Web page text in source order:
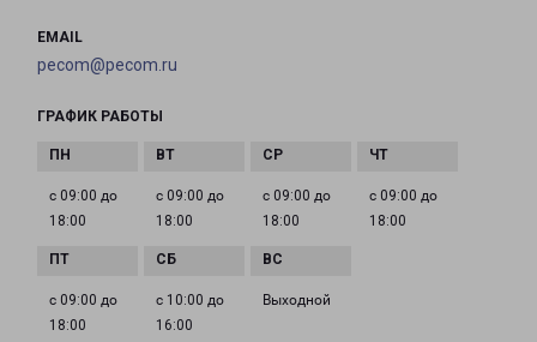
EMAIL
pecom@pecom.ru
ГРАФИК РАБОТЫ
с 09:00 до
18:00
с 09:00 до
18:00
с 09:00 до
18:00
с 09:00 до
18:00
с 09:00 до
18:00
с 10:00 до
16:00
Выходной